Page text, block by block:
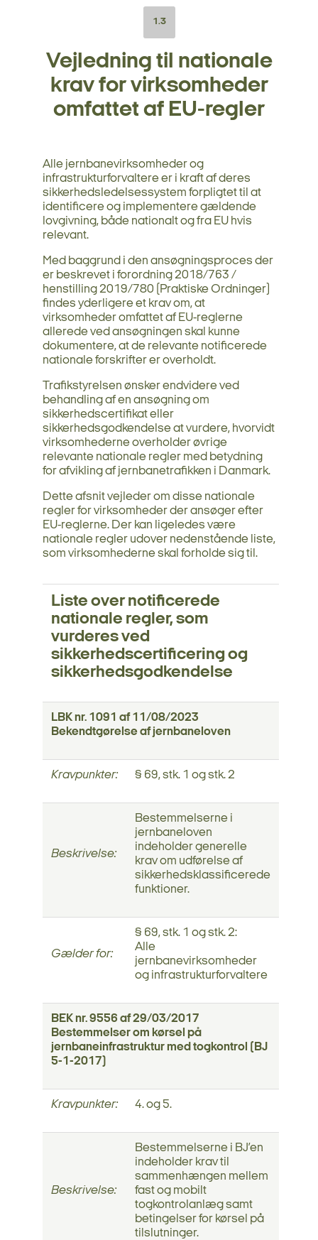
1.3
Vejledning til nationale
krav for virksomheder
omfattet af EU-regler
Alle jernbanevirksomheder og
infrastrukturforvaltere er i kraft af deres
sikkerhedsledelsessystem forpligtet til at
identificere og implementere gældende
lovgivning, både nationalt og fra EU hvis
relevant.
Med baggrund i den ansøgningsproces der
er beskrevet i forordning 2018/763 /
henstilling 2019/780 (Praktiske Ordninger)
findes yderligere et krav om, at
virksomheder omfattet af EU-reglerne
allerede ved ansøgningen skal kunne
dokumentere, at de relevante notificerede
nationale forskrifter er overholdt.
Trafikstyrelsen ønsker endvidere ved
behandling af en ansøgning om
sikkerhedscertifikat eller
sikkerhedsgodkendelse at vurdere, hvorvidt
virksomhederne overholder øvrige
relevante nationale regler med betydning
for afvikling af jernbanetrafikken i Danmark.
Dette afsnit vejleder om disse nationale
regler for virksomheder der ansøger efter
EU-reglerne. Der kan ligeledes være
nationale regler udover nedenstående liste,
som virksomhederne skal forholde sig til.
Liste over notificerede
nationale regler, som
vurderes ved
sikkerhedscertificering og
sikkerhedsgodkendelse
LBK nr. 1091 af 11/08/2023
Bekendtgørelse af jernbaneloven
Kravpunkter: § 69, stk. 1 og stk. 2
Beskrivelse:
Bestemmelserne i
jernbaneloven
indeholder generelle
krav om udførelse af
sikkerhedsklassificerede
funktioner.
Gælder for:
§ 69, stk. 1 og stk. 2:
Alle
jernbanevirksomheder
og infrastrukturforvaltere
BEK nr. 9556 af 29/03/2017
Bestemmelser om kørsel på
jernbaneinfrastruktur med togkontrol (BJ
5-1-2017)
Kravpunkter: 4. og 5.
Beskrivelse:
Bestemmelserne i BJ’en
indeholder krav til
sammenhængen mellem
fast og mobilt
togkontrolanlæg samt
betingelser for kørsel på
tilslutninger.